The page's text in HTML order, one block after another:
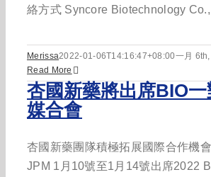
絡方式 Syncore Biotechnology Co.,
Merissa2022-01-06T14:16:47+08:00一月
Read More
杏國新藥將出席BIO
媒合會
杏國新藥團隊積極拓展國際合作機
JPM 1月10號至1月14號出席2022